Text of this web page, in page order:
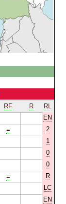
RF R
RL
EN
=
2
1
0
0
=
R
LC
EN